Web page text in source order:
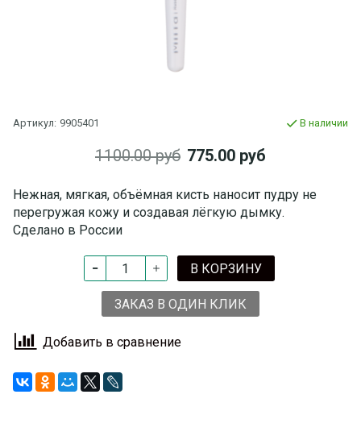
Артикул: 9905401 В наличии
1100.00 руб 775.00 руб
Нежная, мягкая, объёмная кисть наносит пудру не
перегружая кожу и создавая лёгкую дымку.
Сделано в России
В КОРЗИНУ
ЗАКАЗ В ОДИН КЛИК
Добавить в сравнение